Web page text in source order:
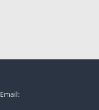
Email: